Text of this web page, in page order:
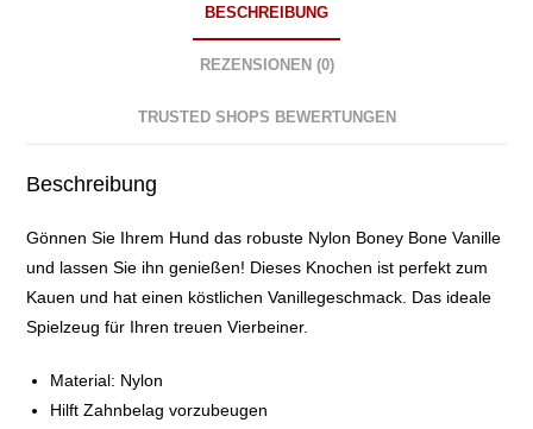
BESCHREIBUNG
REZENSIONEN (0)
TRUSTED SHOPS BEWERTUNGEN
Beschreibung
Gönnen Sie Ihrem Hund das robuste Nylon Boney Bone Vanille
und lassen Sie ihn genießen! Dieses Knochen ist perfekt zum
Kauen und hat einen köstlichen Vanillegeschmack. Das ideale
Spielzeug für Ihren treuen Vierbeiner.
Material: Nylon
Hilft Zahnbelag vorzubeugen